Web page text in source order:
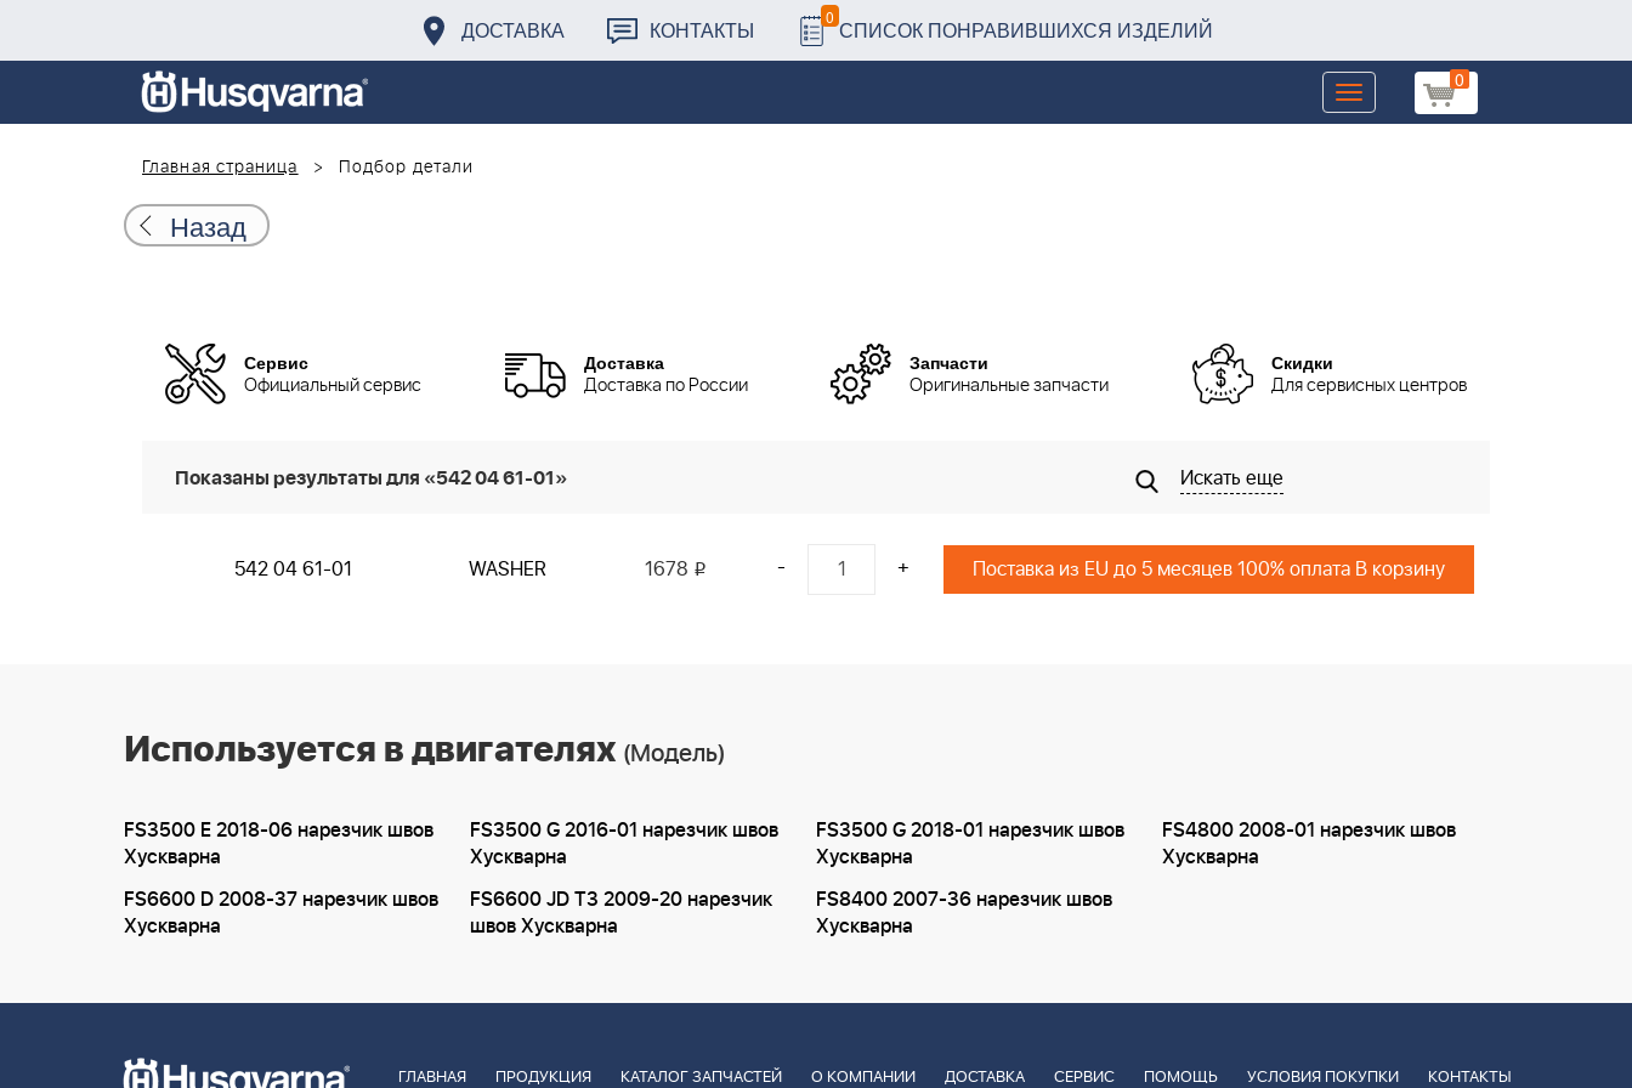
ДОСТАВКА КОНТАКТЫ 0 СПИСОК ПОНРАВИВШИХСЯ ИЗДЕЛИЙ
0
Toggle
navigation
Главная страница
Подбор детали
Назад
Сервис
Официальный сервис
Доставка
Доставка по России
Запчасти
Оригинальные запчасти
Скидки
Для сервисных центров
Показаны результаты для «542 04 61-01» Искать еще
542 04 61-01 WASHER 1678 i - + Поставка из EU до 5 месяцев 100% оплата В корзину
Используется в двигателях (Модель)
FS3500 E 2018-06 нарезчик швов
Хускварна
FS3500 G 2016-01 нарезчик швов
Хускварна
FS3500 G 2018-01 нарезчик швов
Хускварна
FS4800 2008-01 нарезчик швов
Хускварна
FS6600 D 2008-37 нарезчик швов
Хускварна
FS6600 JD T3 2009-20 нарезчик
швов Хускварна
FS8400 2007-36 нарезчик швов
Хускварна
ГЛАВНАЯ ПРОДУКЦИЯ КАТАЛОГ ЗАПЧАСТЕЙ О КОМПАНИИ ДОСТАВКА СЕРВИС ПОМОЩЬ УСЛОВИЯ ПОКУПКИ КОНТАКТЫ